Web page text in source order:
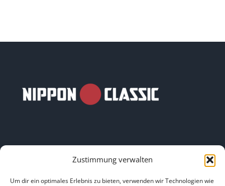
Zustimmung verwalten
Um dir ein optimales Erlebnis zu bieten, verwenden wir Technologien wie